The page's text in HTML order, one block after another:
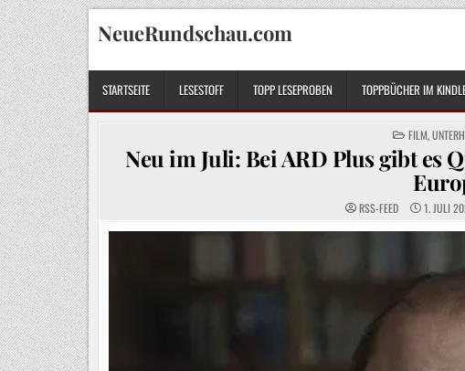
Skip
to
content
NeueRundschau.com
STARTSEITE LESESTOFF TOPP LESEPROBEN TOPPBÜCHER IM
POSTED
IN
FILM,
Neu im Juli: Bei ARD Plus gibt es
RSS-FEED 1. JULI